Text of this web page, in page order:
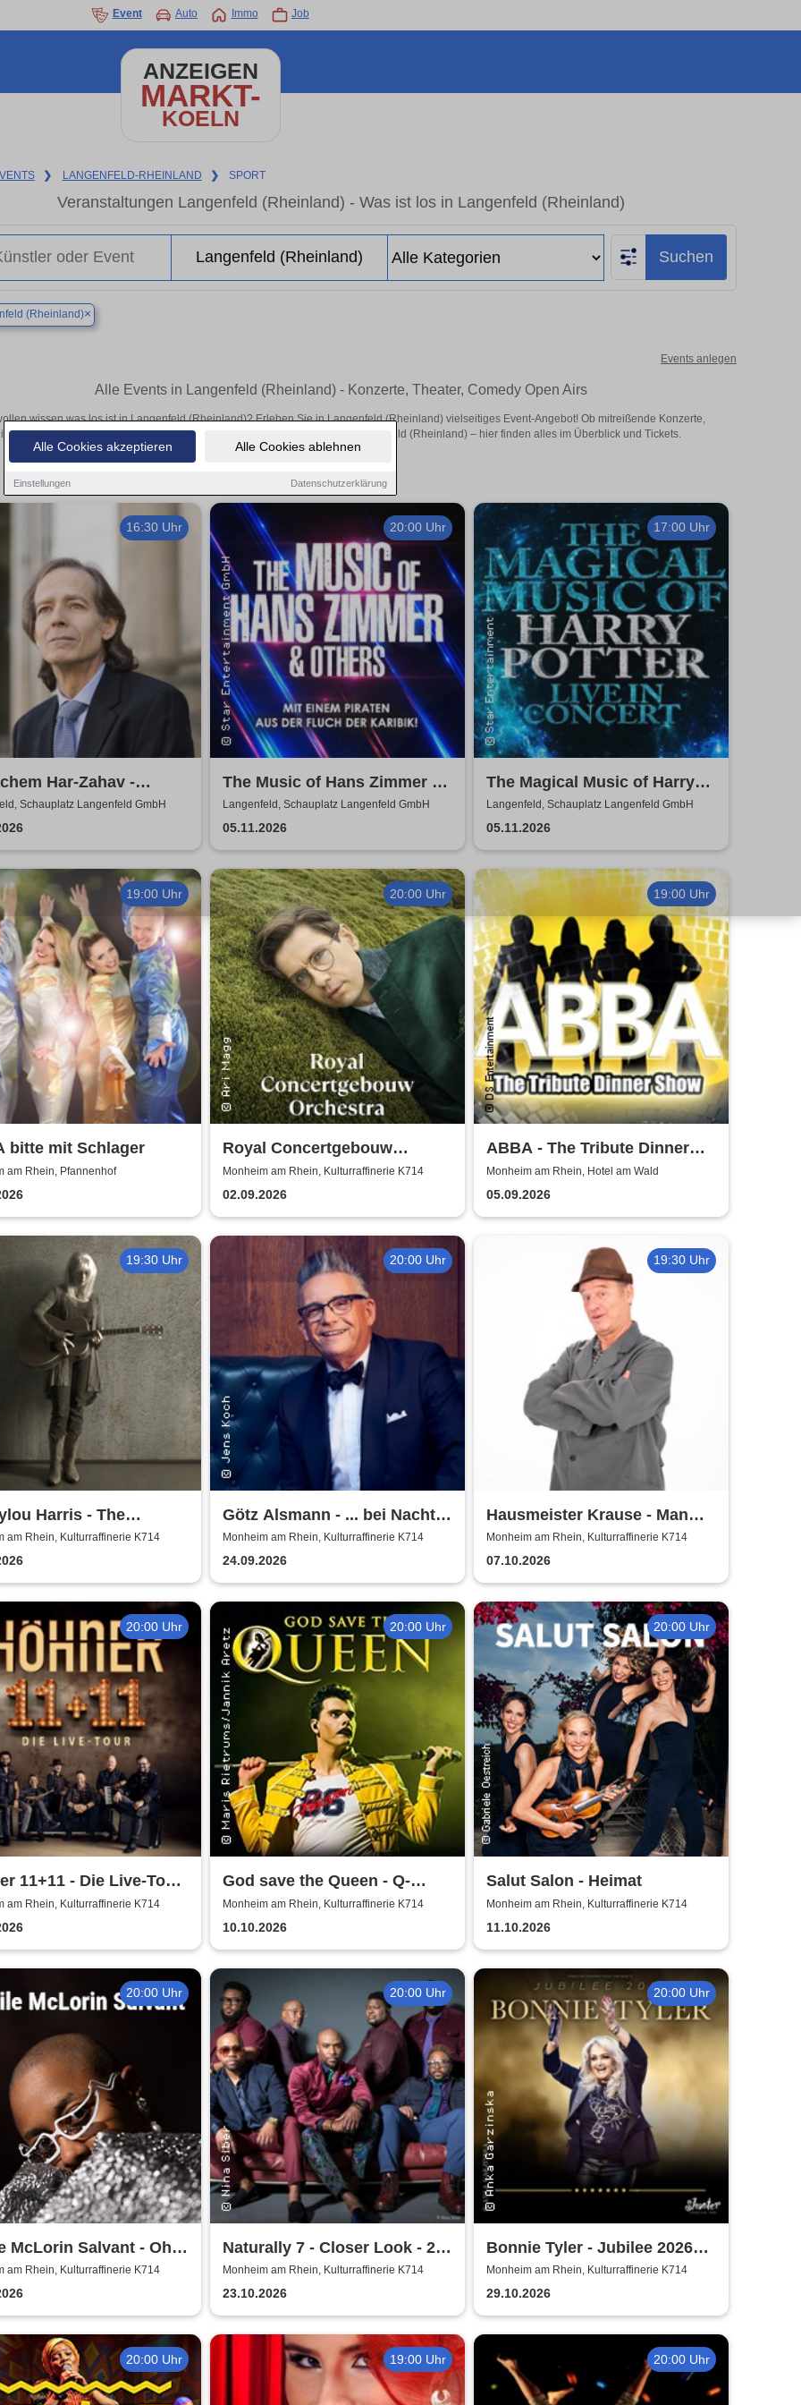
Alle Cookies akzeptieren Alle Cookies ablehnen
Einstellungen Datenschutzerklärung
Event Auto Immo Job
ANZEIGEN
MARKT-
KOELN
❯ LANGENFELD-RHEINLAND ❯ SPORT
Veranstaltungen Langenfeld (Rheinland) - Was ist los in Langenfeld (Rheinland)
Suchen
(Rheinland)×
Events anlegen
Alle Events in Langenfeld (Rheinland) - Konzerte, Theater, Comedy Open Airs
wissen was los ist in Langenfeld (Rheinland)? Erleben Sie in Langenfeld (Rheinland) vielseitiges Event-Angebot! Ob mitreißende Konzerte,
inspirierende Theateraufführungen oder aufregende Veranstaltungen in Langenfeld (Rheinland) – hier finden alles im Überblick und Tickets.
16:30 Uhr
Har-Zahav -
der romantischen
/
Schauplatz Langenfeld GmbH
20:00 Uhr
The Music of Hans Zimmer &
Others - A Celebration of Film
Music
Langenfeld, Schauplatz Langenfeld GmbH
05.11.2026
17:00 Uhr
The Magical Music of Harry
Potter - Live in Concert
Langenfeld, Schauplatz Langenfeld GmbH
05.11.2026
19:00 Uhr
bitte mit Schlager
am Rhein, Pfannenhof
20:00 Uhr
Royal Concertgebouw
Orchestra | Víkingur Ólafsson
Monheim am Rhein, Kulturraffinerie K714
02.09.2026
19:00 Uhr
ABBA - The Tribute Dinner
Show
Monheim am Rhein, Hotel am Wald
05.09.2026
19:30 Uhr
Harris - The
Farewell Tour
am Rhein, Kulturraffinerie K714
20:00 Uhr
Götz Alsmann - ... bei Nacht
...
Monheim am Rhein, Kulturraffinerie K714
24.09.2026
19:30 Uhr
Hausmeister Krause - Man
lebt nur zweimal
Monheim am Rhein, Kulturraffinerie K714
07.10.2026
20:00 Uhr
11+11 - Die Live-Tour
am Rhein, Kulturraffinerie K714
20:00 Uhr
God save the Queen - Q-
Revival Band
Monheim am Rhein, Kulturraffinerie K714
10.10.2026
20:00 Uhr
Salut Salon - Heimat
Monheim am Rhein, Kulturraffinerie K714
11.10.2026
20:00 Uhr
McLorin Salvant - Oh
Germany 2026
am Rhein, Kulturraffinerie K714
20:00 Uhr
Naturally 7 - Closer Look - 25
Years of Naturally 7
Monheim am Rhein, Kulturraffinerie K714
23.10.2026
20:00 Uhr
Bonnie Tyler - Jubilee 2026
Tournee
Monheim am Rhein, Kulturraffinerie K714
29.10.2026
20:00 Uhr 19:00 Uhr 20:00 Uhr